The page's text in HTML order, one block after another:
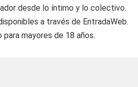
desde lo íntimo y lo colectivo.
a través de EntradaWeb.
mayores de 18 años.